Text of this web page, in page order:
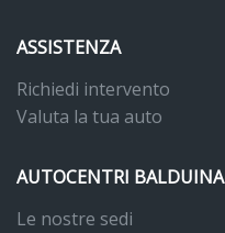
ASSISTENZA
Richiedi intervento
Valuta la tua auto
AUTOCENTRI BALDUINA
Le nostre sedi